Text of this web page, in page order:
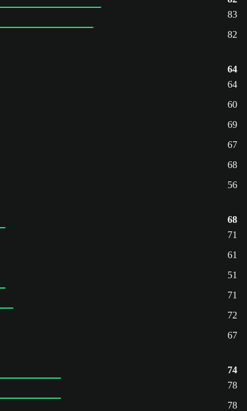
83
82
64
64
60
69
67
68
56
68
71
61
51
71
72
67
74
78
78